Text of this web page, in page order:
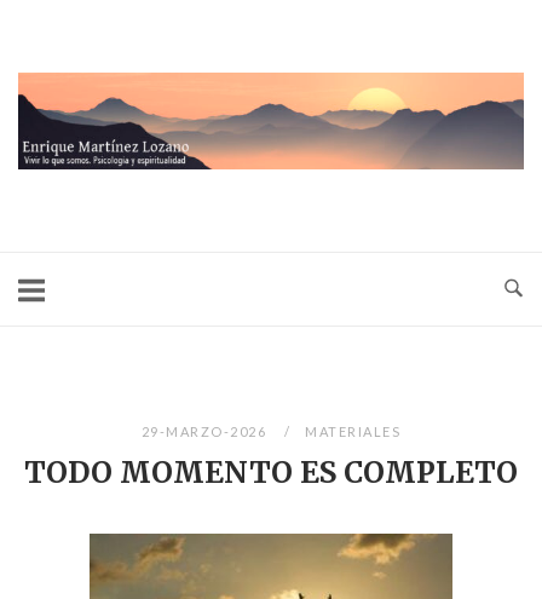
contenido
29-MARZO-2026 MATERIALES
TODO MOMENTO ES COMPLETO